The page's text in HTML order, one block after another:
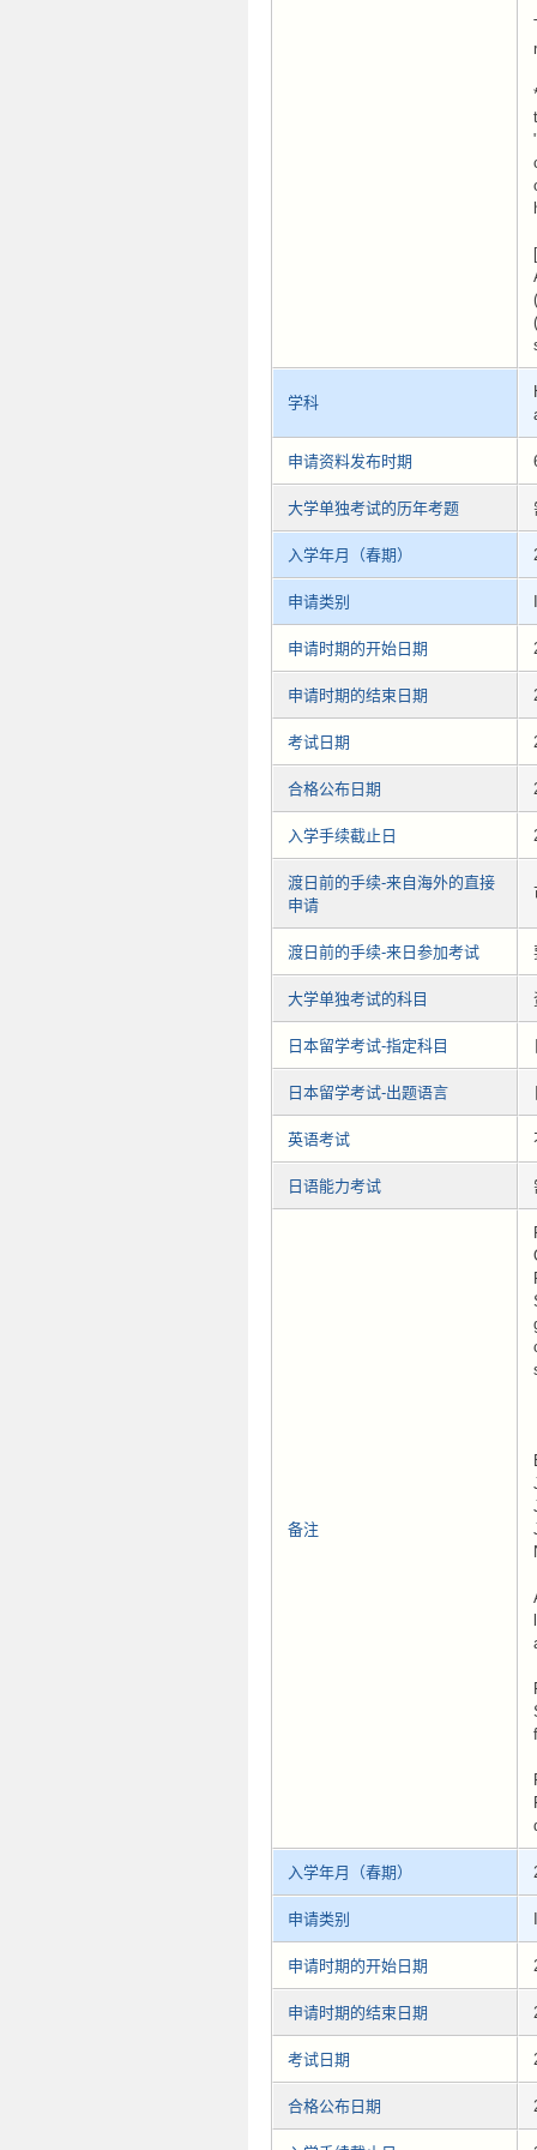
学科
申请资料发布时期
大学单独考试的历年考题
入学年月（春期）
申请类别
申请时期的开始日期
申请时期的结束日期
考试日期
合格公布日期
入学手续截止日
渡日前的手续-来自海外的直接
申请
渡日前的手续-来日参加考试
大学单独考试的科目
日本留学考试-指定科目
日本留学考试-出题语言
英语考试
日语能力考试
备注
入学年月（春期）
申请类别
申请时期的开始日期
申请时期的结束日期
考试日期
合格公布日期